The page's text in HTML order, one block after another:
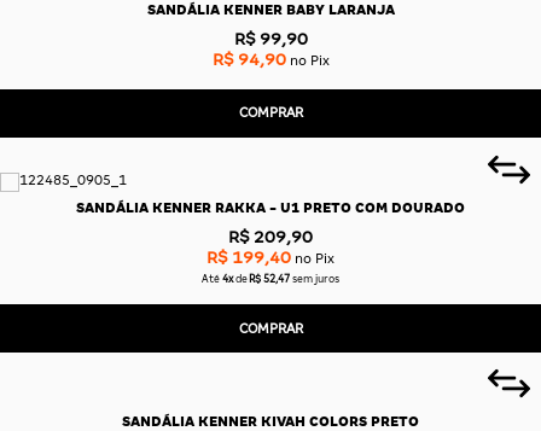
SANDÁLIA KENNER BABY LARANJA
R$ 99,90
R$ 94,90no Pix
COMPRAR
SANDÁLIA KENNER RAKKA - U1 PRETO COM DOURADO
R$ 209,90
R$ 199,40 no Pix
Até 4x de R$ 52,47 sem juros
COMPRAR
SANDÁLIA KENNER KIVAH COLORS PRETO